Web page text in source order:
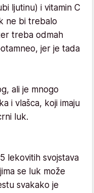
ljutinu) i vitamin C
ne bi trebalo
treba odmah
jer je tada
ali je mnogo
i vlašca, koji imaju
luk.
lekovitih svojstava
se luk može
svakako je